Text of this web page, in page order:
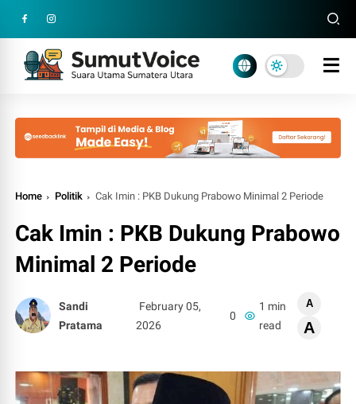
Home Politik Cak Imin : PKB Dukung Prabowo Minimal 2 Periode
Cak Imin : PKB Dukung Prabowo
Minimal 2 Periode
Sandi
Pratama
February 05,
2026
0
1 min
read
A
A